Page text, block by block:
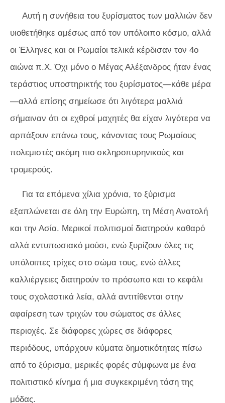
Αυτή η συνήθεια του ξυρίσματος των μαλλιών δεν
υιοθετήθηκε αμέσως από τον υπόλοιπο κόσμο, αλλά
οι Έλληνες και οι Ρωμαίοι τελικά κέρδισαν τον 4ο
αιώνα π.Χ. Όχι μόνο ο Μέγας Αλέξανδρος ήταν ένας
τεράστιος υποστηρικτής του ξυρίσματος—κάθε μέρα
—αλλά επίσης σημείωσε ότι λιγότερα μαλλιά
σήμαιναν ότι οι εχθροί μαχητές θα είχαν λιγότερα να
αρπάξουν επάνω τους, κάνοντας τους Ρωμαίους
πολεμιστές ακόμη πιο σκληροπυρηνικούς και
τρομερούς.
Για τα επόμενα χίλια χρόνια, το ξύρισμα
εξαπλώνεται σε όλη την Ευρώπη, τη Μέση Ανατολή
και την Ασία. Μερικοί πολιτισμοί διατηρούν καθαρό
αλλά εντυπωσιακό μούσι, ενώ ξυρίζουν όλες τις
υπόλοιπες τρίχες στο σώμα τους, ενώ άλλες
καλλιέργειες διατηρούν το πρόσωπο και το κεφάλι
τους σχολαστικά λεία, αλλά αντιτίθενται στην
αφαίρεση των τριχών του σώματος σε άλλες
περιοχές. Σε διάφορες χώρες σε διάφορες
περιόδους, υπάρχουν κύματα δημοτικότητας πίσω
από το ξύρισμα, μερικές φορές σύμφωνα με ένα
πολιτιστικό κίνημα ή μια συγκεκριμένη τάση της
μόδας.